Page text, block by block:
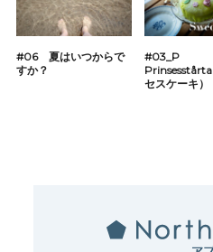
#06 夏はいつからで
すか？
#03_P
セスケーキ）